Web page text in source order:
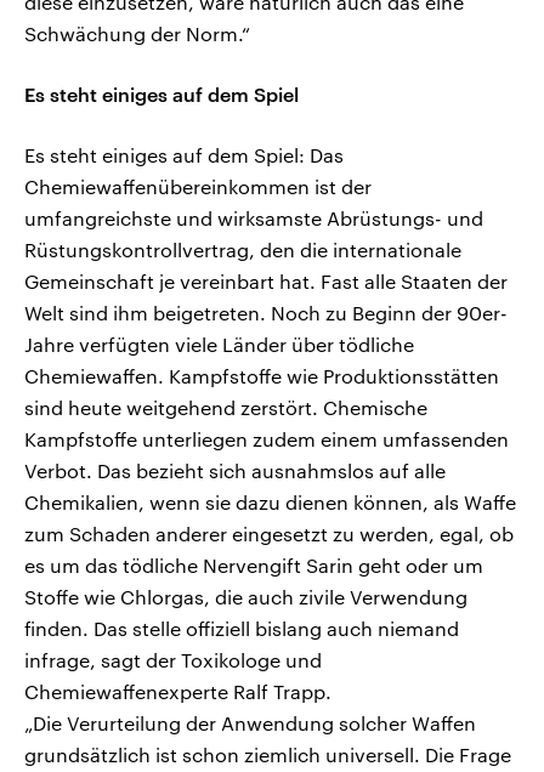
Schwächung der Norm.“
Es steht einiges auf dem Spiel
Es steht einiges auf dem Spiel: Das
Chemiewaffenübereinkommen ist der
umfangreichste und wirksamste Abrüstungs- und
Rüstungskontrollvertrag, den die internationale
Gemeinschaft je vereinbart hat. Fast alle Staaten der
Welt sind ihm beigetreten. Noch zu Beginn der 90er-
Jahre verfügten viele Länder über tödliche
Chemiewaffen. Kampfstoffe wie Produktionsstätten
sind heute weitgehend zerstört. Chemische
Kampfstoffe unterliegen zudem einem umfassenden
Verbot. Das bezieht sich ausnahmslos auf alle
Chemikalien, wenn sie dazu dienen können, als Waffe
zum Schaden anderer eingesetzt zu werden, egal, ob
es um das tödliche Nervengift Sarin geht oder um
Stoffe wie Chlorgas, die auch zivile Verwendung
finden. Das stelle offiziell bislang auch niemand
infrage, sagt der Toxikologe und
Chemiewaffenexperte Ralf Trapp.
„Die Verurteilung der Anwendung solcher Waffen
grundsätzlich ist schon ziemlich universell. Die Frage